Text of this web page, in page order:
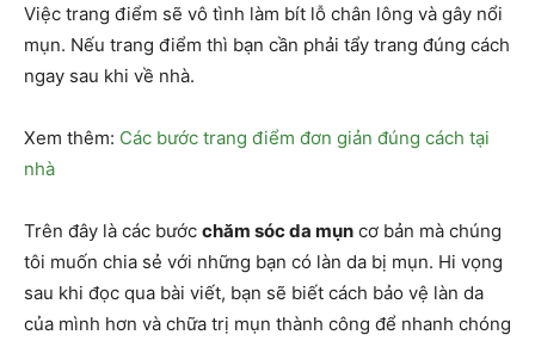
Việc trang điểm sẽ vô tình làm bít lỗ chân lông và gây nổi
mụn. Nếu trang điểm thì bạn cần phải tẩy trang đúng cách
ngay sau khi về nhà.
Xem thêm: Các bước trang điểm đơn giản đúng cách tại
nhà
Trên đây là các bước chăm sóc da mụn cơ bản mà chúng
tôi muốn chia sẻ với những bạn có làn da bị mụn. Hi vọng
sau khi đọc qua bài viết, bạn sẽ biết cách bảo vệ làn da
của mình hơn và chữa trị mụn thành công để nhanh chóng